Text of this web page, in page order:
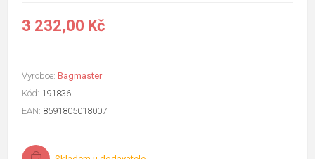
3 232,00 Kč
Výrobce: Bagmaster
Kód: 191836
EAN: 8591805018007